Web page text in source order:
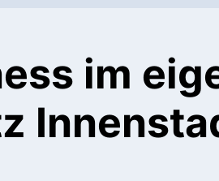
im